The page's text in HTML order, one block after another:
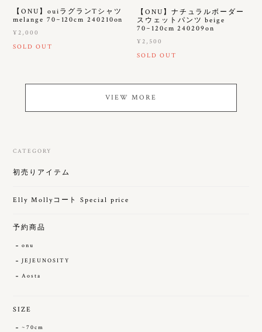
【ONU】ouiラグランTシャツ
melange 70~120cm 240210on
¥2,000
SOLD OUT
【ONU】ナチュラルボーダー
スウェットパンツ beige
70~120cm 240209on
¥2,500
SOLD OUT
VIEW MORE
CATEGORY
初売りアイテム
Elly Mollyコート Special price
予約商品
onu
JEJEUNOSITY
Aosta
SIZE
~70cm